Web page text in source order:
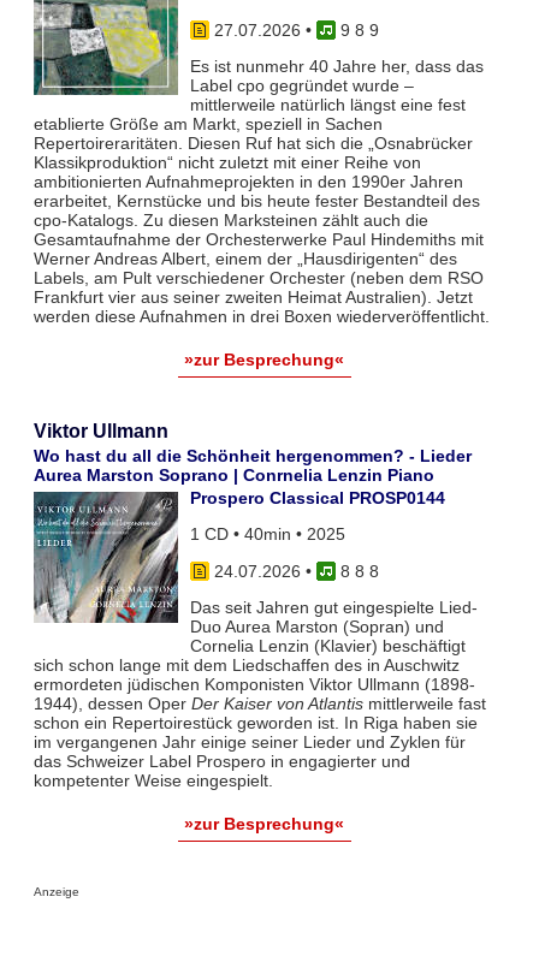
27.07.2026 •
9 8 9
Es ist nunmehr 40 Jahre her, dass das
Label cpo gegründet wurde –
mittlerweile natürlich längst eine fest
etablierte Größe am Markt, speziell in Sachen
Repertoireraritäten. Diesen Ruf hat sich die „Osnabrücker
Klassikproduktion“ nicht zuletzt mit einer Reihe von
ambitionierten Aufnahmeprojekten in den 1990er Jahren
erarbeitet, Kernstücke und bis heute fester Bestandteil des
cpo-Katalogs. Zu diesen Marksteinen zählt auch die
Gesamtaufnahme der Orchesterwerke Paul Hindemiths mit
Werner Andreas Albert, einem der „Hausdirigenten“ des
Labels, am Pult verschiedener Orchester (neben dem RSO
Frankfurt vier aus seiner zweiten Heimat Australien). Jetzt
werden diese Aufnahmen in drei Boxen wiederveröffentlicht.
»zur Besprechung«
Viktor Ullmann
Wo hast du all die Schönheit hergenommen? - Lieder
Aurea Marston Soprano | Conrnelia Lenzin Piano
Prospero Classical PROSP0144
1 CD • 40min • 2025
24.07.2026 •
8 8 8
Das seit Jahren gut eingespielte Lied-
Duo Aurea Marston (Sopran) und
Cornelia Lenzin (Klavier) beschäftigt
sich schon lange mit dem Liedschaffen des in Auschwitz
ermordeten jüdischen Komponisten Viktor Ullmann (1898-
1944), dessen Oper Der Kaiser von Atlantismittlerweile fast
schon ein Repertoirestück geworden ist. In Riga haben sie
im vergangenen Jahr einige seiner Lieder und Zyklen für
das Schweizer Label Prospero in engagierter und
kompetenter Weise eingespielt.
»zur Besprechung«
Anzeige